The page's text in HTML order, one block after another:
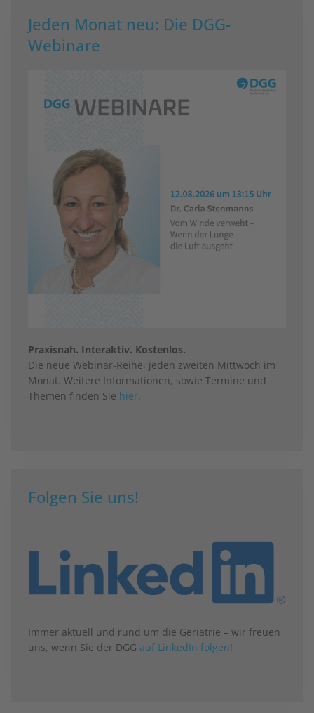
Jeden Monat neu: Die DGG-
Webinare
Praxisnah. Interaktiv. Kostenlos.
Die neue Webinar-Reihe, jeden zweiten Mittwoch im
Monat. Weitere Informationen, sowie Termine und
Themen finden Sie hier.
Folgen Sie uns!
Immer aktuell und rund um die Geriatrie – wir freuen
uns, wenn Sie der DGG auf LinkedIn folgen!